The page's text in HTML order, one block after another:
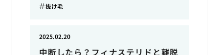
抜け毛
中断したら？フィナステリドと離脱
2025.02.20